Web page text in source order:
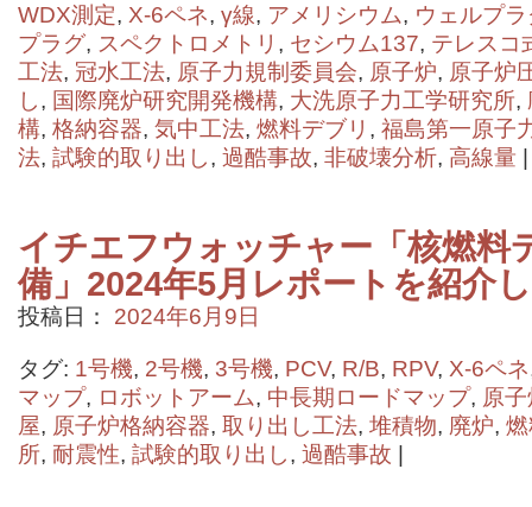
WDX測定, X-6ペネ, γ線, アメリシウム, ウェルプ
プラグ, スペクトロメトリ , セシウム137, テレスコ
工法, 冠水工法, 原子力規制委員会, 原子炉, 原子炉
し, 国際廃炉研究開発機構, 大洗原子力工学研究所,
構, 格納容器, 気中工法, 燃料デブリ , 福島第一原子
法, 試験的取り出し, 過酷事故, 非破壊分析, 高線量
イチエフウォッチャー「核燃料
備」2024年5月レポートを紹介
投稿日： 2024年6月9日
タグ: 1号機, 2号機, 3号機, PCV, R/B, RPV, X-6ペネ
マップ, ロボットアーム, 中長期ロードマップ, 原
屋, 原子炉格納容器, 取り出し工法, 堆積物, 廃炉,
所, 耐震性, 試験的取り出し, 過酷事故